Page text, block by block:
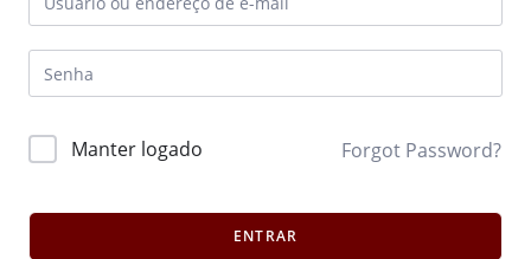
Manter logado Forgot Password?
ENTRAR